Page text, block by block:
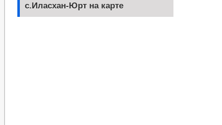
с.Иласхан-Юрт на карте